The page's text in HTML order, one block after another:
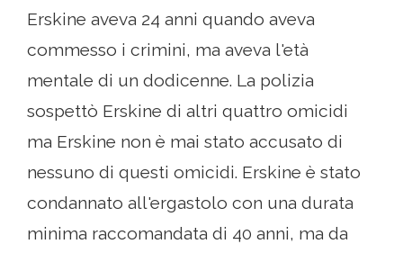
Erskine aveva 24 anni quando aveva
commesso i crimini, ma aveva l'età
mentale di un dodicenne. La polizia
sospettò Erskine di altri quattro omicidi
ma Erskine non è mai stato accusato di
nessuno di questi omicidi. Erskine è stato
condannato all'ergastolo con una durata
minima raccomandata di 40 anni, ma da